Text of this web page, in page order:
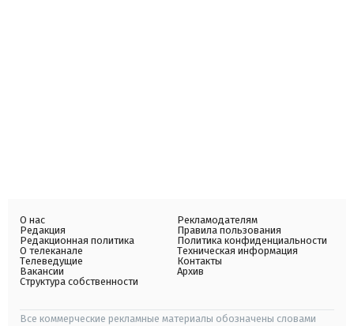
О нас
Редакция
Редакционная политика
О телеканале
Телеведущие
Вакансии
Структура собственности
Рекламодателям
Правила пользования
Политика конфиденциальности
Техническая информация
Контакты
Архив
Все коммерческие рекламные материалы обозначены словами